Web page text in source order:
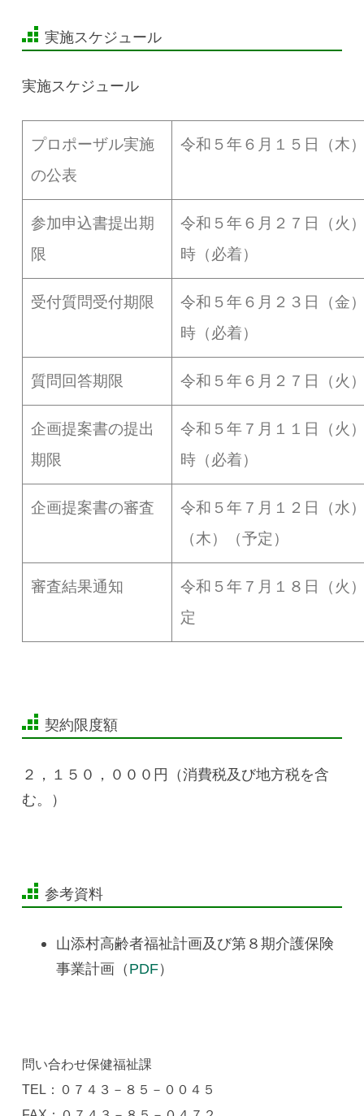
実施スケジュール
実施スケジュール
プロポーザル実施
の公表
令和５年６月１５日（木
参加申込書提出期
限
令和５年６月２７日（火
時（必着）
受付質問受付期限
令和５年６月２３日（金
時（必着）
質問回答期限 令和５年６月２７日（火
企画提案書の提出
期限
令和５年７月１１日（火
時（必着）
企画提案書の審査
令和５年７月１２日（水
（木）（予定）
審査結果通知
令和５年７月１８日（火
定
契約限度額
２，１５０，０００円（消費税及び地方税を含
む。）
参考資料
山添村高齢者福祉計画及び第８期介護保険
事業計画（PDF）
問い合わせ保健福祉課
TEL：０７４３－８５－００４５